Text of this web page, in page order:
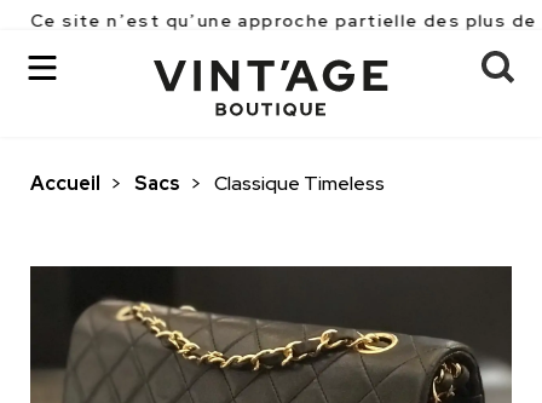
n’est qu’une approche partielle des plus de 2500
Accueil > Sacs > Classique Timeless